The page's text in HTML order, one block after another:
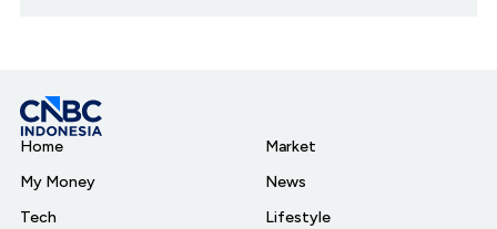
Home
My Money
Tech
Market
News
Lifestyle